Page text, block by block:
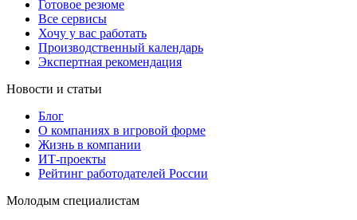
Готовое резюме
Все сервисы
Хочу у вас работать
Производственный календарь
Экспертная рекомендация
Новости и статьи
Блог
О компаниях в игровой форме
Жизнь в компании
ИТ-проекты
Рейтинг работодателей России
Молодым специалистам